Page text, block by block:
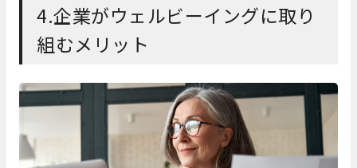
4.企業がウェルビーイングに取り
組むメリット